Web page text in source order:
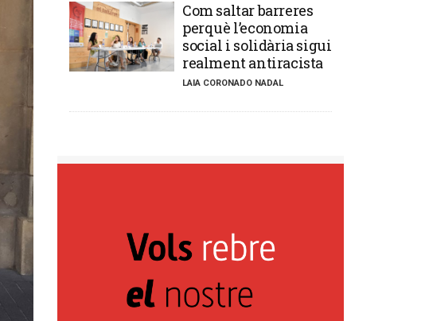
​Com saltar barreres
perquè l’economia
social i solidària sigui
realment antiracista
LAIA CORONADO NADAL